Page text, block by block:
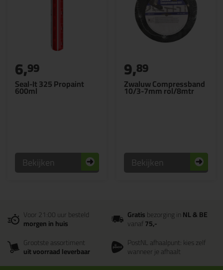
Seal-It 325 Propaint
600ml
6,99
Bekijken
Zwaluw Compressband
10/3-7mm rol/8mtr
9,89
Bekijken
Voor 21:00 uur besteld
morgen in huis
Gratisbezorging inNL & BE
vanaf75,-
Grootste assortiment
uit voorraad leverbaar
PostNL afhaalpunt: kies zelf
wanneer je afhaalt